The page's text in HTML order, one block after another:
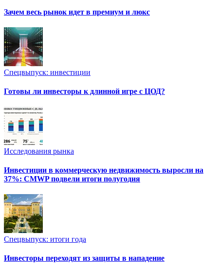
Зачем весь рынок идет в премиум и люкс
Спецвыпуск: инвестиции
Готовы ли инвесторы к длинной игре с ЦОД?
Исследования рынка
Инвестиции в коммерческую недвижимость выросли на
37%: CMWP подвели итоги полугодия
Спецвыпуск: итоги года
Инвесторы переходят из защиты в нападение